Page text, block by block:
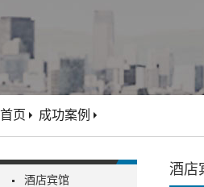
酒店宾馆
首页 成功案例
酒店